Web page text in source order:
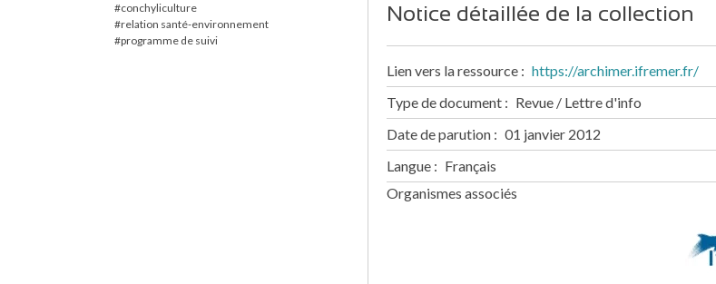
conchyliculture
relation santé-environnement
programme de suivi
Notice détaillée de la collection
Lien vers la ressource
https://archimer.ifremer.fr/
Type de document
Revue / Lettre d'info
Date de parution
01 janvier 2012
Langue
Français
Organismes associés